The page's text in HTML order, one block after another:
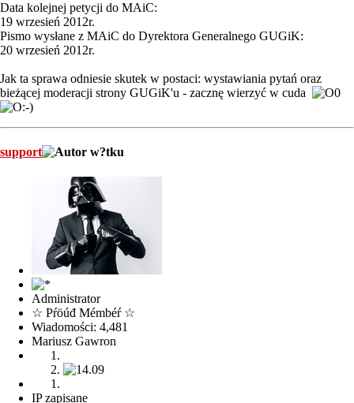
Data kolejnej petycji do MAiC:
19 wrzesień 2012r.
Pismo wysłane z MAiC do Dyrektora Generalnego GUGiK:
20 wrzesień 2012r.
Jak ta sprawa odniesie skutek w postaci: wystawiania pytań oraz
bieżącej moderacji strony GUGiK'u - zacznę wierzyć w cuda
support
Administrator
☆ Pŕöúđ Mémbéŕ ☆
Wiadomości: 4,481
Mariusz Gawron
IP zapisane